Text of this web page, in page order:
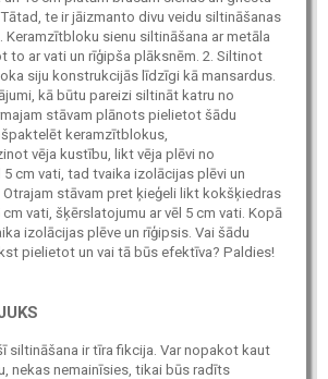
te ir jāizmanto divu veidu siltināšanas
Keramzītbloku sienu siltināšana ar metāla
to ar vati un rīģipša plāksnēm. 2. Siltinot
siju konstrukcijās līdzīgi kā mansardus.
kā būtu pareizi siltināt katru no
stāvam plānots pielietot šādu
keramzītblokus,
vēja kustību, likt vēja plēvi no
cm vati, tad tvaika izolācijas plēvi un
Otrajam stāvam pret ķieģeli likt kokšķiedras
vati, šķērslatojumu ar vēl 5 cm vati. Kopā
izolācijas plēve un rīģipsis. Vai šādu
pielietot un vai tā būs efektīva? Paldies!
siltināšana ir tīra fikcija. Var nopakot kaut
nekas nemainīsies, tikai būs radīts